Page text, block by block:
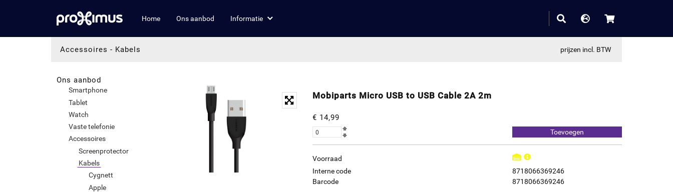
Home Ons aanbod Informatie
Accessoires - Kabels prijzen incl. BTW
Ons aanbod
Smartphone
Tablet
Watch
Vaste telefonie
Accessoires
Screenprotector
Kabels
Cygnett
Apple
Mobiparts Micro USB to USB Cable 2A 2m
€ 14,99
Voorraad
Interne code
8718066369246
Barcode
8718066369246